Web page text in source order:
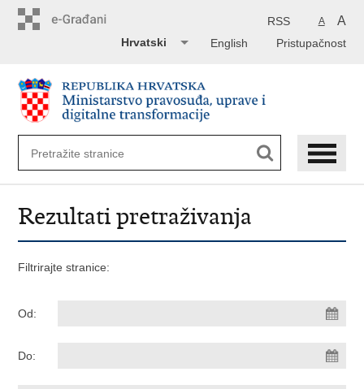
A A
RSS
Pristupačnost
English
Hrvatski
Rezultati pretraživanja
Filtrirajte stranice:
Od:
Do: